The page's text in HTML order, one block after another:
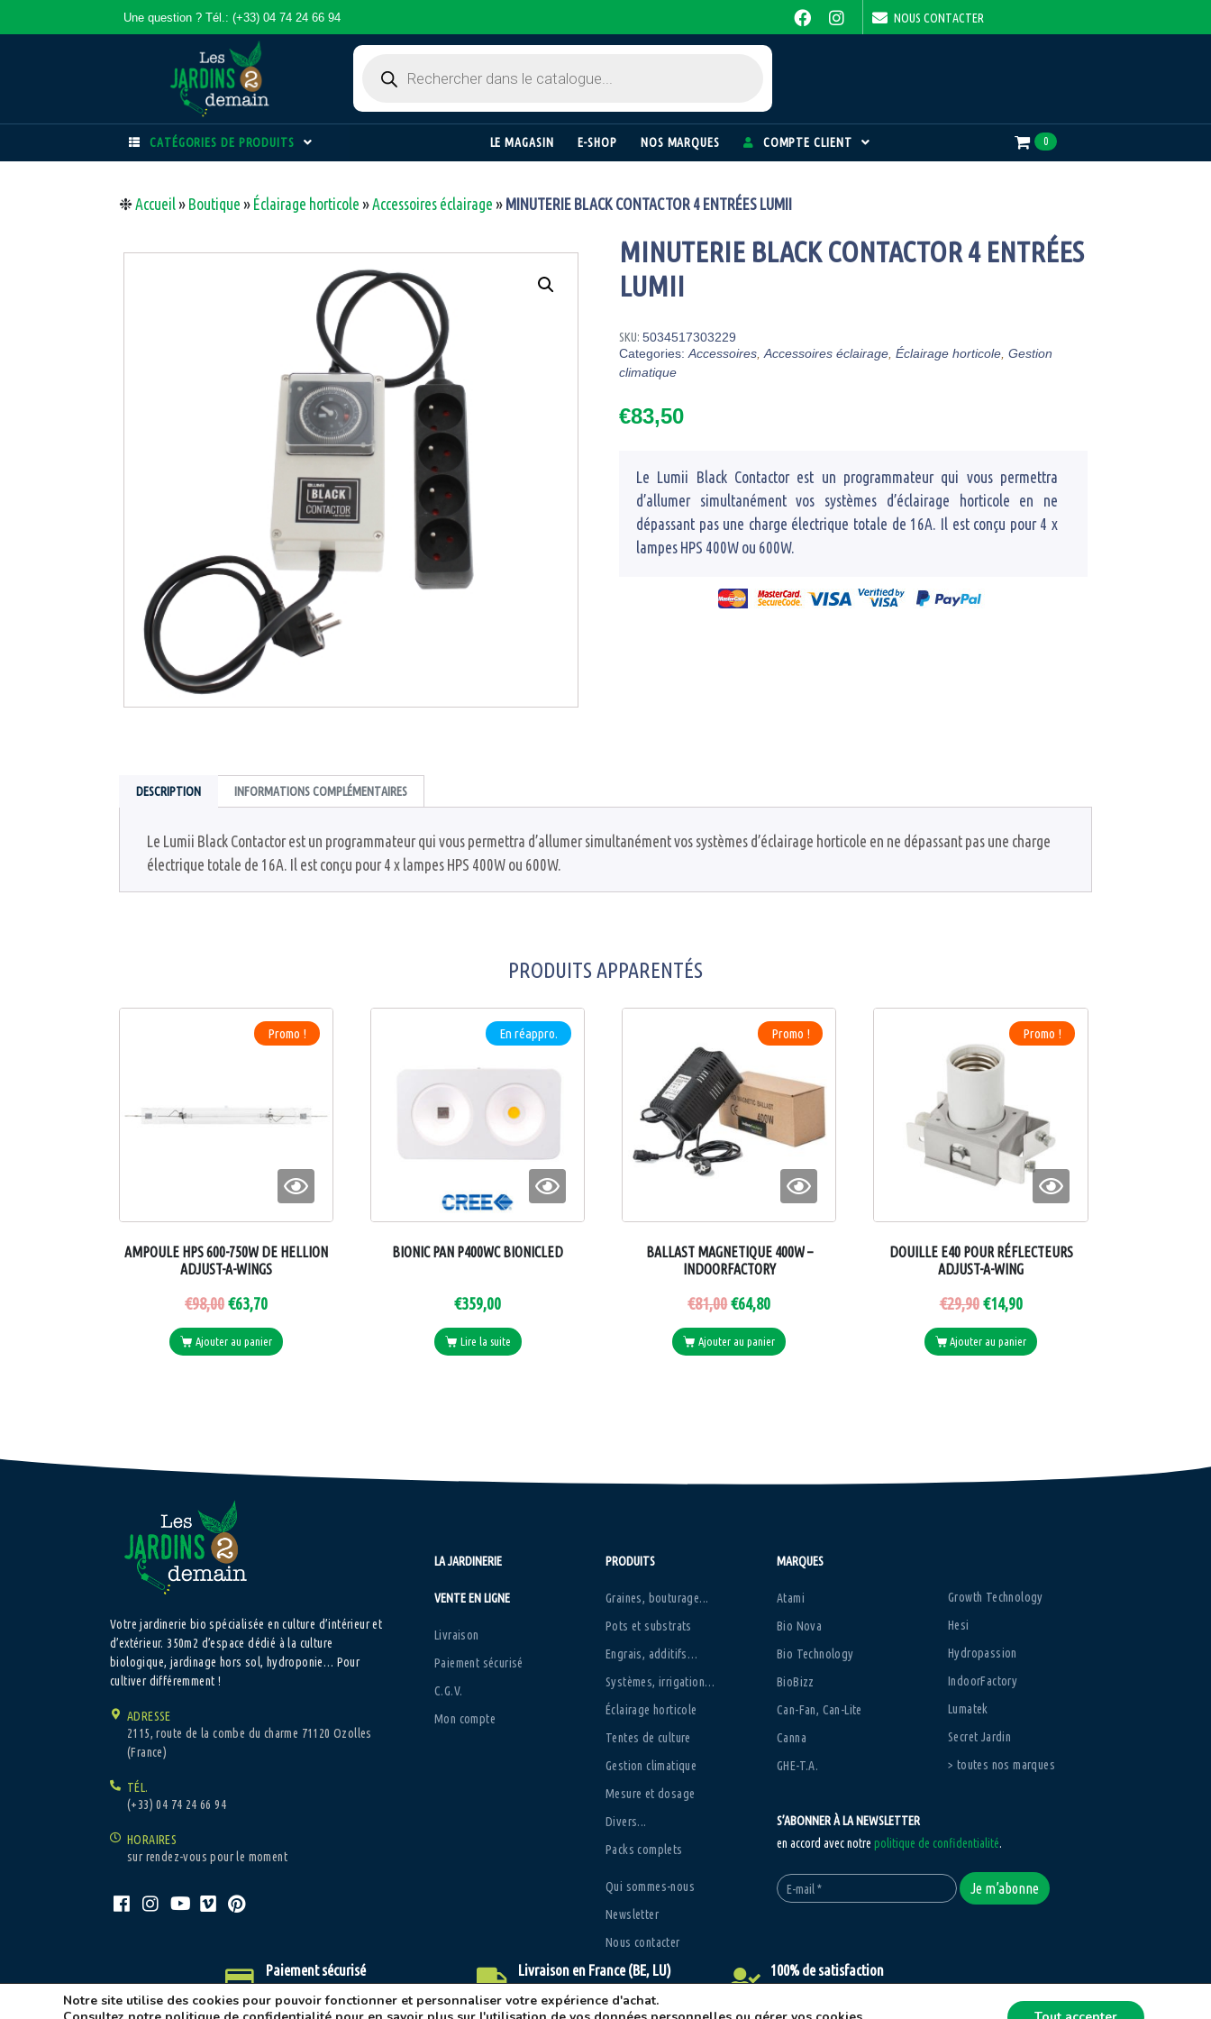
Une question ? Tél.: (+33) 04 74 24 66 94 NOUS CONTACTER
CATÉGORIES DE PRODUITS LE MAGASIN E-SHOP NOS MARQUES COMPTE CLIENT 0
❉Accueil » Boutique » Éclairage horticole »Accessoires éclairage » MINUTERIE BLACK CONTACTOR 4 ENTRÉES LUMII
MINUTERIE BLACK CONTACTOR 4 ENTRÉES
LUMII
SKU: 5034517303229
Categories: Accessoires Accessoires éclairage Éclairage horticole Gestion
climatique
€83,50
Le Lumii Black Contactor est un programmateur qui vous permettra
d’allumer simultanément vos systèmes d’éclairage horticole en ne
dépassant pas une charge électrique totale de 16A. Il est conçu pour 4 x
lampes HPS 400W ou 600W.
DESCRIPTION INFORMATIONS COMPLÉMENTAIRES
Le Lumii Black Contactor est un programmateur qui vous permettra d’allumer simultanément vos systèmes d’éclairage horticole en ne dépassant pas une charge
électrique totale de 16A. Il est conçu pour 4 x lampes HPS 400W ou 600W.
PRODUITS APPARENTÉS
Promo !
AMPOULE HPS 600-750W DE HELLION
ADJUST-A-WINGS
€98,00€63,70
Ajouter au panier
En réappro.
BIONIC PAN P400WC BIONICLED
€359,00
Lire la suite
Promo !
BALLAST MAGNETIQUE 400W –
INDOORFACTORY
€81,00€64,80
Ajouter au panier
Promo !
DOUILLE E40 POUR RÉFLECTEURS
ADJUST-A-WING
€29,90 €14,90
Ajouter au panier
Votre jardinerie bio spécialisée en culture d’intérieur et
d’extérieur. 350m2 d’espace dédié à la culture
biologique, jardinage hors sol, hydroponie… Pour
cultiver différemment !
ADRESSE
2115, route de la combe du charme 71120 Ozolles
(France)
TÉL.
(+33) 04 74 24 66 94
HORAIRES
sur rendez-vous pour le moment
LA JARDINERIE
VENTE EN LIGNE
Livraison
Paiement sécurisé
C.G.V.
Mon compte
PRODUITS
Graines, bouturage...
Pots et substrats
Engrais, additifs…
Systèmes, irrigation…
Éclairage horticole
Tentes de culture
Gestion climatique
Mesure et dosage
Divers...
Packs complets
Qui sommes-nous
Newsletter
Nous contacter
MARQUES
Atami
Bio Nova
Bio Technology
BioBizz
Can-Fan, Can-Lite
Canna
GHE-T.A.
Growth Technology
Hesi
Hydropassion
IndoorFactory
Lumatek
Secret Jardin
> toutes nos marques
S’ABONNER À LA NEWSLETTER
en accord avec notre politique de confidentialité.
Paiement sécurisé Livraison en France (BE, LU) 100% de satisfaction
Notre site utilise des cookies pour pouvoir fonctionner et personnaliser votre expérience d'achat.